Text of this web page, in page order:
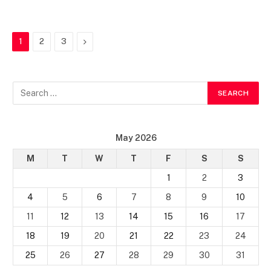
1 2 3 Next
May 2026
M T W T F S
S
1
2
3
4
5 6 7 8 9
10
11
12 13 14 15 16
17
18
19 20 21 22 23
24
25
26 27 28 29 30 31